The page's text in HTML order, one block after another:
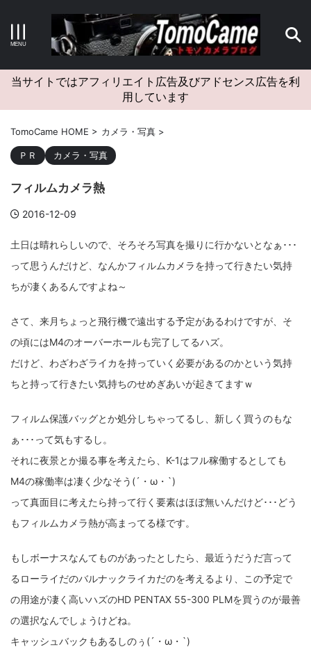
キーワードで検索する
カテゴリー
アーカイブ
タグクラウド
Canon craft EM5II
fujifilm game GR III hobby info iPad
LUMIX GF9 LUMIX L10 LUMIX S1 LUMIX S9
M(Typ240)
OLYMPUS om-1 II
PEN E-P7 PENTAX photo Pocket 3 PS5
psobb ricoh SIGMA SONY
TAMRON TG-6 THETA VILTROX X-T2
Z5 Z6II Z9 Z30
当サイトではアフィリエイト広告及びアドセンス広告を利
用しています
TomoCame HOME > カメラ・写真 >
ＰＲ カメラ・写真
フィルムカメラ熱
2016-12-09
土日は晴れらしいので、そろそろ写真を撮りに行かないとなぁ･･･
って思うんだけど、なんかフィルムカメラを持って行きたい気持
ちが凄くあるんですよね～
さて、来月ちょっと飛行機で遠出する予定があるわけですが、そ
の頃にはM4のオーバーホールも完了してるハズ。
だけど、わざわざライカを持っていく必要があるのかという気持
ちと持って行きたい気持ちのせめぎあいが起きてますｗ
フィルム保護バッグとか処分しちゃってるし、新しく買うのもな
ぁ･･･って気もするし。
それに夜景とか撮る事を考えたら、K-1はフル稼働するとしても
M4の稼働率は凄く少なそう(´・ω・`)
って真面目に考えたら持って行く要素はほぼ無いんだけど･･･どう
もフィルムカメラ熱が高まってる様です。
もしボーナスなんてものがあったとしたら、最近うだうだ言って
るローライだのバルナックライカだのを考えるより、この予定で
の用途が凄く高いハズのHD PENTAX 55-300 PLMを買うのが最善
の選択なんでしょうけどね。
キャッシュバックもあるしのぅ(´・ω・`)